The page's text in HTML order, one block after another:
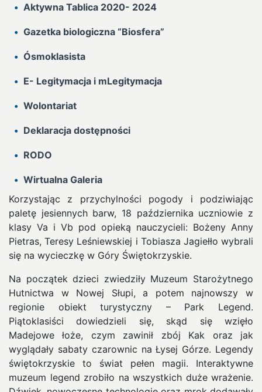
Aktywna Tablica 2020- 2024
Gazetka biologiczna “Biosfera”
Ósmoklasista
E- Legitymacja i mLegitymacja
Wolontariat
Deklaracja dostępności
RODO
Wirtualna Galeria
Korzystając z przychylności pogody i podziwiając
paletę jesiennych barw, 18 października uczniowie z
klasy Va i Vb pod opieką nauczycieli: Bożeny Anny
Pietras, Teresy Leśniewskiej i Tobiasza Jagiełło wybrali
się na wycieczkę w Góry Świętokrzyskie.
Na początek dzieci zwiedziły Muzeum Starożytnego
Hutnictwa w Nowej Słupi, a potem najnowszy w
regionie obiekt turystyczny – Park Legend.
Piątoklasiści dowiedzieli się, skąd się wzięło
Madejowe łoże, czym zawinił zbój Kak oraz jak
wyglądały sabaty czarownic na Łysej Górze. Legendy
świętokrzyskie to świat pełen magii. Interaktywne
muzeum legend zrobiło na wszystkich duże wrażenie.